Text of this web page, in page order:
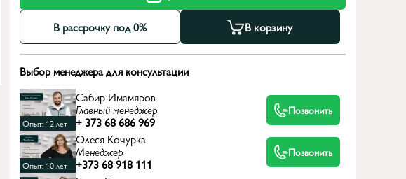
В рассрочку под 0% В корзину
Выбор менеджера для консультации
Опыт: 12 лет
Сабир Имамяров
Главный менеджер
+ 373 68 686 969
Позвонить
Опыт: 10 лет
Олеся Кочурка
Менеджер
+373 68 918 111
Позвонить